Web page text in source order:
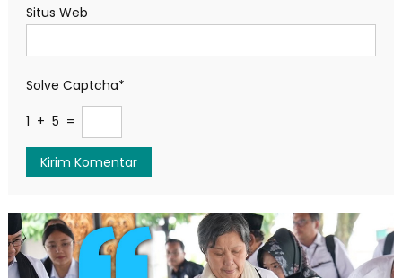
Situs Web
Solve Captcha*
1 + 5 =